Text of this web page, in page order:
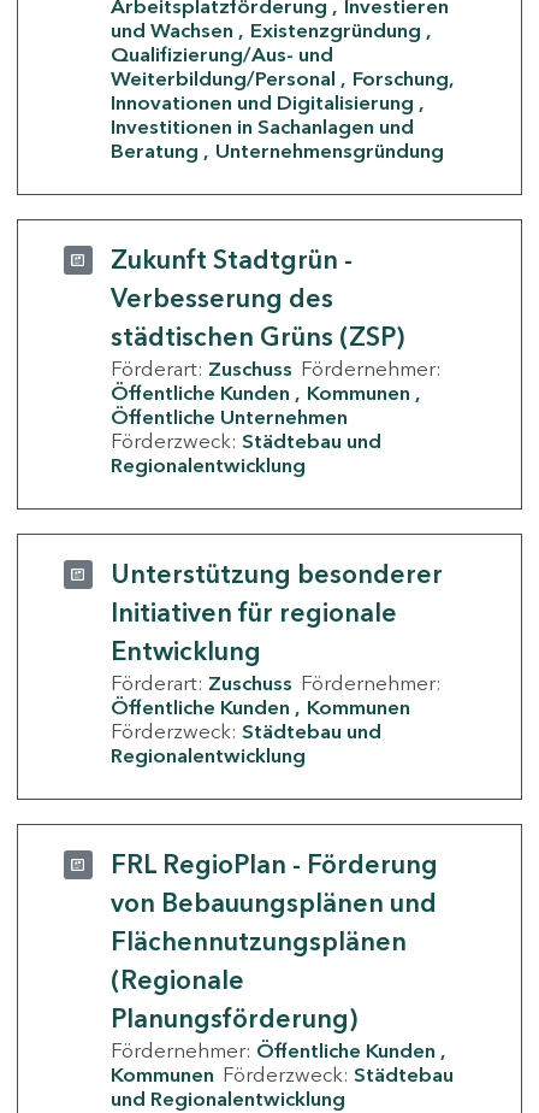
Arbeitsplatzförderung
Investieren
und Wachsen
Existenzgründung
Qualifizierung/Aus- und
Weiterbildung/Personal
Forschung,
Innovationen und Digitalisierung
Investitionen in Sachanlagen und
Beratung
Unternehmensgründung
Zukunft Stadtgrün -
Verbesserung des
städtischen Grüns (ZSP)
Förderart: Zuschuss Fördernehmer:
Öffentliche Kunden
Kommunen
Öffentliche Unternehmen
Förderzweck: Städtebau und
Regionalentwicklung
Unterstützung besonderer
Initiativen für regionale
Entwicklung
Förderart: Zuschuss Fördernehmer:
Öffentliche Kunden
Kommunen
Förderzweck: Städtebau und
Regionalentwicklung
FRL RegioPlan - Förderung
von Bebauungsplänen und
Flächennutzungsplänen
(Regionale
Planungsförderung)
Fördernehmer: Öffentliche Kunden
Kommunen Förderzweck: Städtebau
und Regionalentwicklung